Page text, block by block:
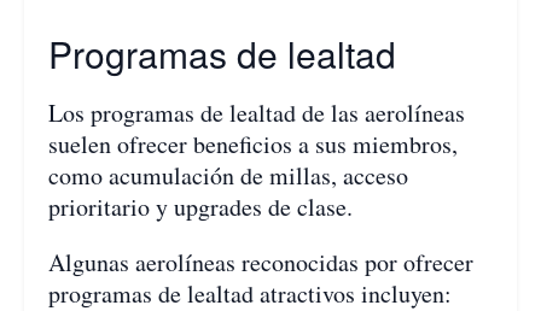
Programas de lealtad
Los programas de lealtad de las aerolíneas
suelen ofrecer beneficios a sus miembros,
como acumulación de millas, acceso
prioritario y upgrades de clase.
Algunas aerolíneas reconocidas por ofrecer
programas de lealtad atractivos incluyen: